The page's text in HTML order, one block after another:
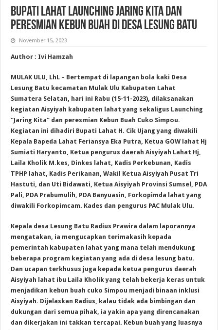
Bupati Lahat Launching Jaring Kita dan
Peresmian Kebun Buah di Desa Lesung Batu
November 15, 2023
Author : Ivi Hamzah
MULAK ULU, LhL – Bertempat di lapangan bola kaki Desa
Lesung Batu kecamatan Mulak Ulu Kabupaten Lahat
Sumatera Selatan, hari ini Rabu (15-11-2023), dilaksanakan
kegiatan Aisyiyah kabupaten lahat yang sekaligus Launching
“Jaring Kita” dan peresmian Kebun Buah Cuko Simpou.
Kegiatan ini dihadiri Bupati Lahat H. Cik Ujang yang diwakili
Kepala Bapeda Lahat Feriansya Eka Putra, Ketua GOW lahat Hj
Sumiati Haryanto, Ketua pengurus daerah Aisyiyah Lahat Hj,
Laila Kholik M.kes, Dinkes lahat, Kadis Perkebunan, Kadis
TPHP lahat, Kadis Perikanan, Wakil Ketua Aisyiyah Pusat Tri
Hastuti, dan Uti Bidawati, Ketua Aisyiyah Provinsi Sumsel, PDA
Pali, PDA Prabumulih, PDA Banyuasin, Forkopimda lahat yang
diwakili Forkopimcam. Kades dan pengurus PAC Mulak Ulu.
Kepala desa Lesung Batu Radius Prawira dalam laporannya
mengatakan, ia mengucapkan terimakasih kepada
pemerintah kabupaten lahat yang mana telah mendukung
beberapa program kegiatan yang ada di desa lesung batu.
Dan ucapan terkhusus juga kepada ketua pengurus daerah
Aisyiyah lahat ibu Laila Kholik yang telah bekerja keras untuk
menjadikan kebun buah cuko Simpou menjadi binaan inklusi
Aisyiyah. Dijelaskan Radius, kalau tidak ada bimbingan dan
dukungan dari semua pihak, ia yakin apa yang direncanakan
dan dikerjakan ini takkan tercapai. Kebun buah yang luasnya